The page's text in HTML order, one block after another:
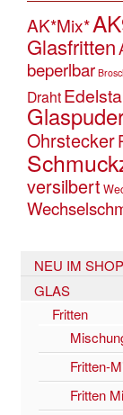
AK*Mix*
Glasfritten
beperlbar
Draht
Ohrstecker
versilbert
NEU IM SHOP
GLAS
Fritten
Fritten-
Fritten